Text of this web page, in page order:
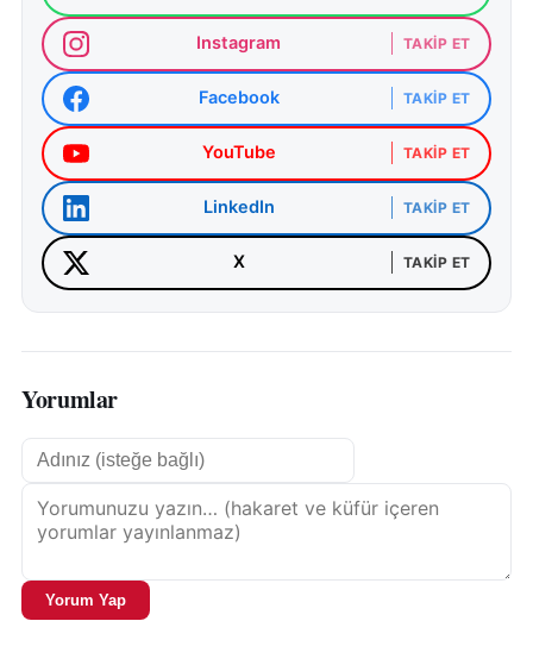
Instagram TAKIP ET
Facebook TAKIP ET
YouTube TAKIP ET
LinkedIn TAKIP ET
X TAKIP ET
Yorumlar
Yorum Yap